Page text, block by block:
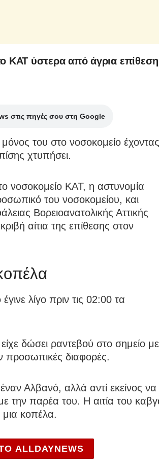
ΚΑΤ ύστερα από άγρια επίθεση
στις πηγές σου στη Google
του στο νοσοκομείο έχοντας
χτυπήσει.
νοσοκομείο ΚΑΤ, η αστυνομία
του νοσοκομείου, και
Βορειοανατολικής Αττικής
αίτια της επίθεσης στον
λίγο πριν τις 02:00 τα
δώσει ραντεβού στο σημείο με
προσωπικές διαφορές.
Αλβανό, αλλά αντί εκείνος να
την παρέα του. Η αιτία του
μια κοπέλα.
ALLDAYNEWS